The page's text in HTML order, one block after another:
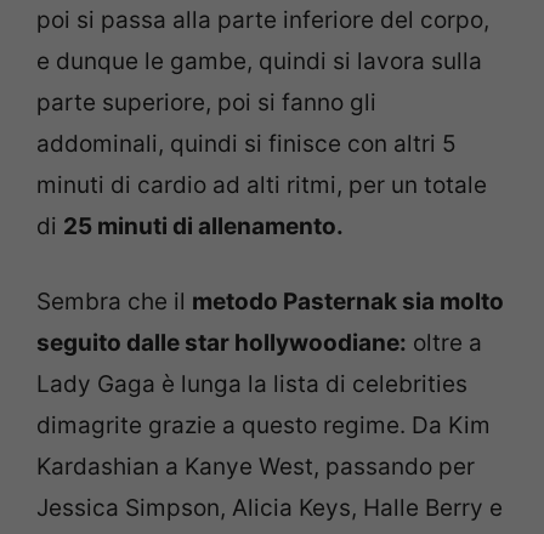
poi si passa alla parte inferiore del corpo,
e dunque le gambe, quindi si lavora sulla
parte superiore, poi si fanno gli
addominali, quindi si finisce con altri 5
minuti di cardio ad alti ritmi, per un totale
di 25 minuti di allenamento.
Sembra che il metodo Pasternak sia molto
seguito dalle star hollywoodiane: oltre a
Lady Gaga è lunga la lista di celebrities
dimagrite grazie a questo regime. Da Kim
Kardashian a Kanye West, passando per
Jessica Simpson, Alicia Keys, Halle Berry e